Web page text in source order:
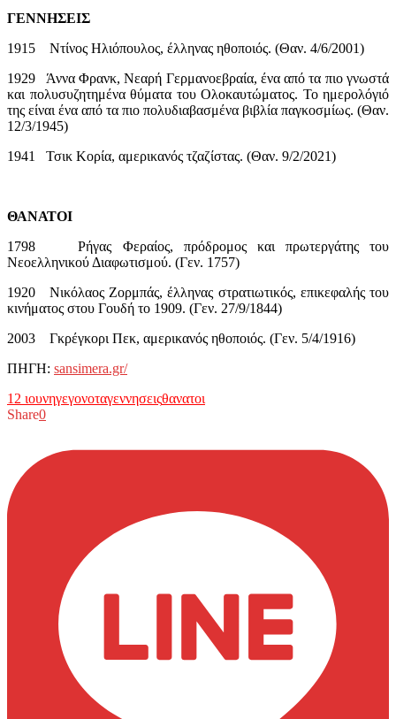
ΓΕΝΝΗΣΕΙΣ
1915 Ντίνος Ηλιόπουλος, έλληνας ηθοποιός. (Θαν. 4/6/2001)
1929 Άννα Φρανκ, Νεαρή Γερμανοεβραία, ένα από τα πιο γνωστά
και πολυσυζητημένα θύματα του Ολοκαυτώματος. Το ημερολόγιό
της είναι ένα από τα πιο πολυδιαβασμένα βιβλία παγκοσμίως. (Θαν.
12/3/1945)
1941 Τσικ Κορία, αμερικανός τζαζίστας. (Θαν. 9/2/2021)
ΘΑΝΑΤΟΙ
1798 Ρήγας Φεραίος, πρόδρομος και πρωτεργάτης του
Νεοελληνικού Διαφωτισμού. (Γεν. 1757)
1920 Νικόλαος Ζορμπάς, έλληνας στρατιωτικός, επικεφαλής του
κινήματος στου Γουδή το 1909. (Γεν. 27/9/1844)
2003 Γκρέγκορι Πεκ, αμερικανός ηθοποιός. (Γεν. 5/4/1916)
ΠΗΓΗ: sansimera.gr/
12 ιουνηγεγονοταγεννησειςθανατοι
Share0